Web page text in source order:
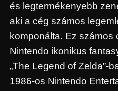
és legtermékenyebb
aki a cég számos
komponálta. Ez számos
Nintendo ikonikus
„The Legend of Zelda”-
1986-os Nintendo